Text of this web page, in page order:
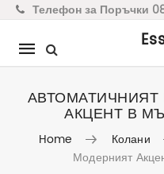
Телефон за Поръчки
Mobile
АКЦЕНТ В
Home Колани
Модерният